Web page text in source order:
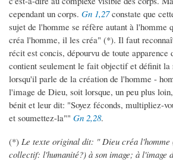
cependant un corps. Gn 1,27constate que
sujet de l'homme se réfère autant à l'homme
créa l'homme, il les créa" (*). Il faut
récit est concis, dépourvu de toute
contient seulement le fait objectif et définit
lorsqu'il parle de la création de l'homme -
l'image de Dieu, soit lorsque, un peu plus
bénit et leur dit: "Soyez féconds, multipliez-
et soumettez-la"" Gn 2,28.
(*) Le texte original dit: " Dieu créa l'homme
collectif: l'humanité?) à son image; à l'image